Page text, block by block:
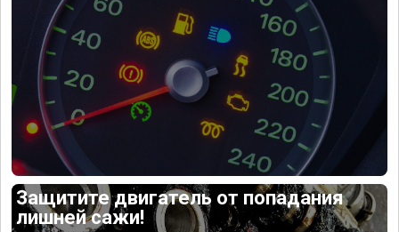
Защитите двигатель от попадания
лишней сажи!